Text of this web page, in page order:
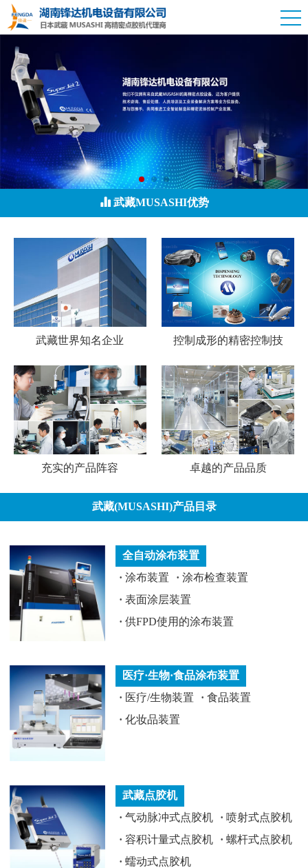
武藏MUSASHI优势
武藏世界知名企业 控制成形的精密控制技
充实的产品阵容 卓越的产品品质
武藏(MUSASHI)产品目录
全自动涂布装置
· 涂布装置 · 涂布检查装置
· 表面涂层装置
· 供FPD使用的涂布装置
医疗·生物·食品涂布装置
· 医疗/生物装置 · 食品装置
· 化妆品装置
武藏点胶机
· 气动脉冲式点胶机 · 喷射式点胶机
· 容积计量式点胶机 · 螺杆式点胶机
· 蠕动式点胶机